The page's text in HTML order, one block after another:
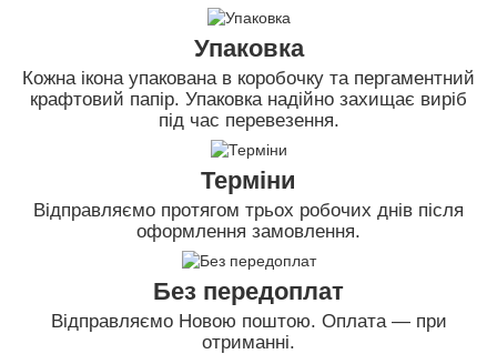
Упаковка
Кожна ікона упакована в коробочку та пергаментний
крафтовий папір. Упаковка надійно захищає виріб
під час перевезення.
Терміни
Відправляємо протягом трьох робочих днів після
оформлення замовлення.
Без передоплат
Відправляємо Новою поштою. Оплата — при
отриманні.